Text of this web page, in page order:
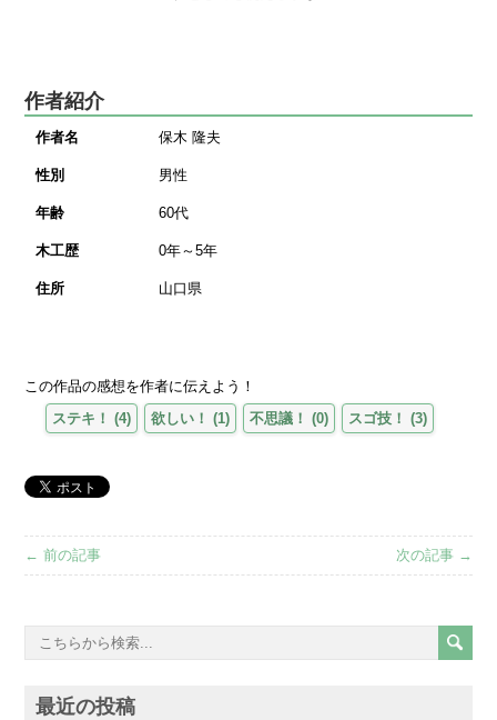
作者紹介
作者名 保木 隆夫
性別 男性
年齢 60代
木工歴 0年～5年
住所 山口県
この作品の感想を作者に伝えよう！
ステキ！
(4) 欲しい！ (1) 不思議！ (0) スゴ技！ (3)
← 前の記事 次の記事 →
最近の投稿